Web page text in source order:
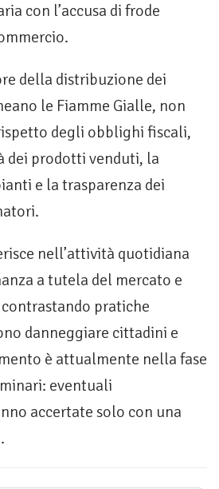
con l’accusa di frode
della distribuzione dei
le Fiamme Gialle, non
degli obblighi fiscali,
dei prodotti venduti, la
e la trasparenza dei
nell’attività quotidiana
a tutela del mercato e
pratiche
danneggiare cittadini e
è attualmente nella fase
eventuali
accertate solo con una